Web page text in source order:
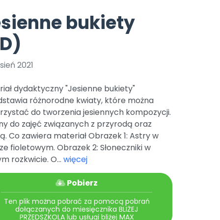
Archiwalne numery
Pomoc
Promocje
czerwca 2024 r. uzyskała
r. Nr decyzji:
Online.
Bliżej Pieska
Pomoc zwierzętom
Książka (dla) Przedszkolaka
Promowanie czytelnictwa
TikTok
Zobacz nas na TikToku
YouTube
bukiety
2021
dydaktyczny "Jesienne bukiety"
różnorodne kwiaty, które można
do tworzenia jesiennych kompozycji.
do zajęć związanych z przyrodą oraz
Co zawiera materiał Obrazek 1: Astry w
fioletowym. Obrazek 2: Słoneczniki w
rozkwicie. O... więcej
Pobierz
Ten plik można pobrać za pomocą pobrań
dołączanych do miesięcznika BLIŻEJ
PRZEDSZKOLA lub usługi bliżej MAX